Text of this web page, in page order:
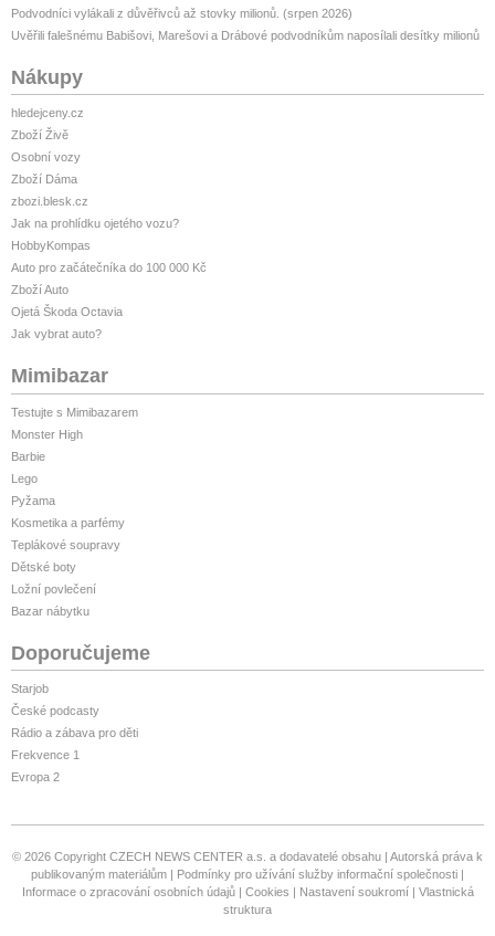
Podvodníci vylákali z důvěřivců až stovky milionů. (srpen 2026)
Uvěřili falešnému Babišovi, Marešovi a Drábové podvodníkům naposílali desítky milionů
Nákupy
hledejceny.cz
Zboží Živě
Osobní vozy
Zboží Dáma
zbozi.blesk.cz
Jak na prohlídku ojetého vozu?
HobbyKompas
Auto pro začátečníka do 100 000 Kč
Zboží Auto
Ojetá Škoda Octavia
Jak vybrat auto?
Mimibazar
Testujte s Mimibazarem
Monster High
Barbie
Lego
Pyžama
Kosmetika a parfémy
Teplákové soupravy
Dětské boty
Ložní povlečení
Bazar nábytku
Doporučujeme
Starjob
České podcasty
Rádio a zábava pro děti
Frekvence 1
Evropa 2
© 2026 Copyright CZECH NEWS CENTER a.s. a dodavatelé obsahu
Autorská práva k
publikovaným materiálům
Podmínky pro užívání služby informační společnosti
Informace o zpracování osobních údajů
Cookies Nastavení soukromí
Vlastnická
struktura